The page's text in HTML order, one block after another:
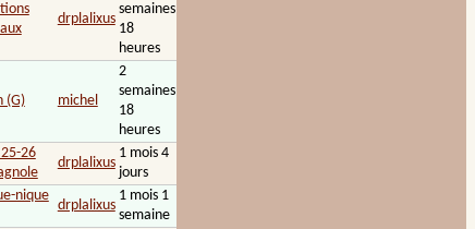
drplalixus
semaines
18
heures
(G) michel
2
semaines
18
heures
26
drplalixus
1 mois 4
jours
nique
drplalixus
1 mois 1
semaine